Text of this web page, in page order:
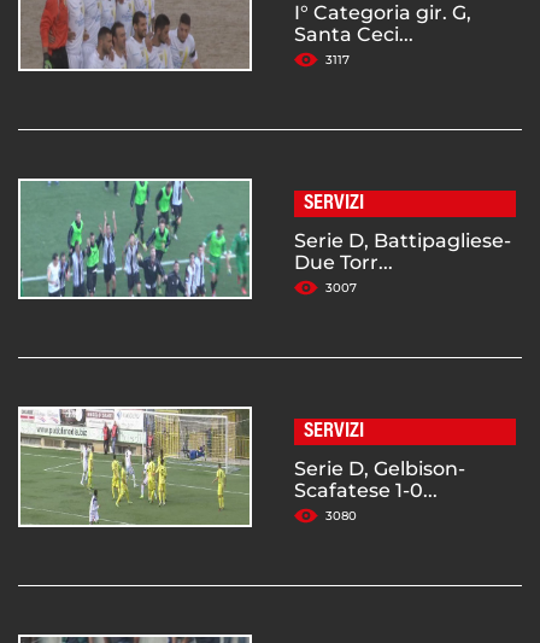
I° Categoria gir. G,
Santa Ceci...
3117
SERVIZI
Serie D, Battipagliese-
Due Torr...
3007
SERVIZI
Serie D, Gelbison-
Scafatese 1-0...
3080